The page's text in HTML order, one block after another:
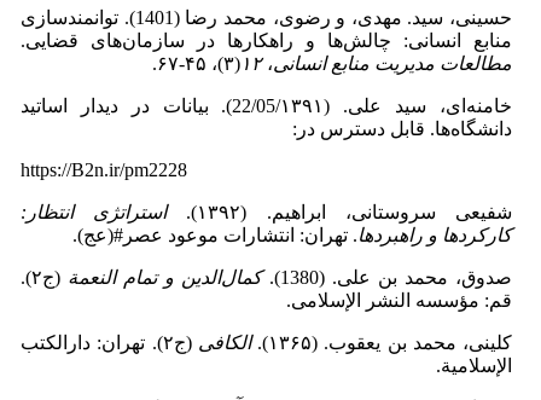
حسینی، سید. مهدی، و رضوی، محمد رضا (1401). توانمندسازی
منابع انسانی: چالش‌ها و راهکارها در سازمان‌های قضایی.
مطالعات مدیریت منابع انسانی،۱۲ (۳)، ۴۵-۶۷.
خامنه‌ای، سید علی. (22/05/۱۳۹۱). بیانات در دیدار اساتید
دانشگاه‌ها. قابل دسترس در:‏
https://B2n.ir/pm2228
شفیعی سروستانی، ابراهیم. (۱۳۹۲).
استراتژی انتظار:
کارکردها و راهبردها. تهران: انتشارات موعود عصر#(عج).
صدوق، محمد بن علی. (1380). کمال‌الدین و تمام النعمة
(ج۲).
قم: مؤسسه النشر الإسلامی.
کلینی، محمد بن یعقوب. (۱۳۶۵). الکافی
(ج۲). تهران: دارالکتب
الإسلامیة.